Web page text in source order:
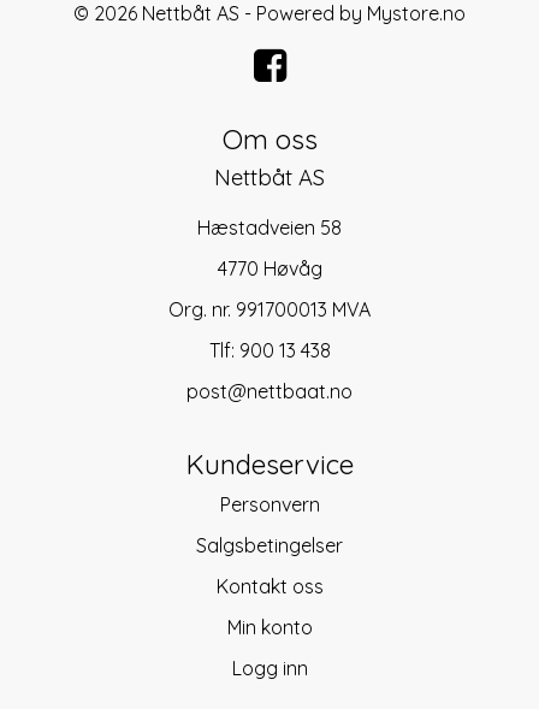
© 2026 Nettbåt AS - Powered by Mystore.no
Om oss
Nettbåt AS
Hæstadveien 58
4770 Høvåg
Org. nr. 991700013 MVA
Tlf: 900 13 438
post@nettbaat.no
Kundeservice
Personvern
Salgsbetingelser
Kontakt oss
Min konto
Logg inn